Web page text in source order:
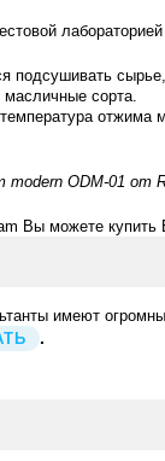
подсушивать
масличные сорта.
отжима
modern ODM-01
Вы можете
имеют
.